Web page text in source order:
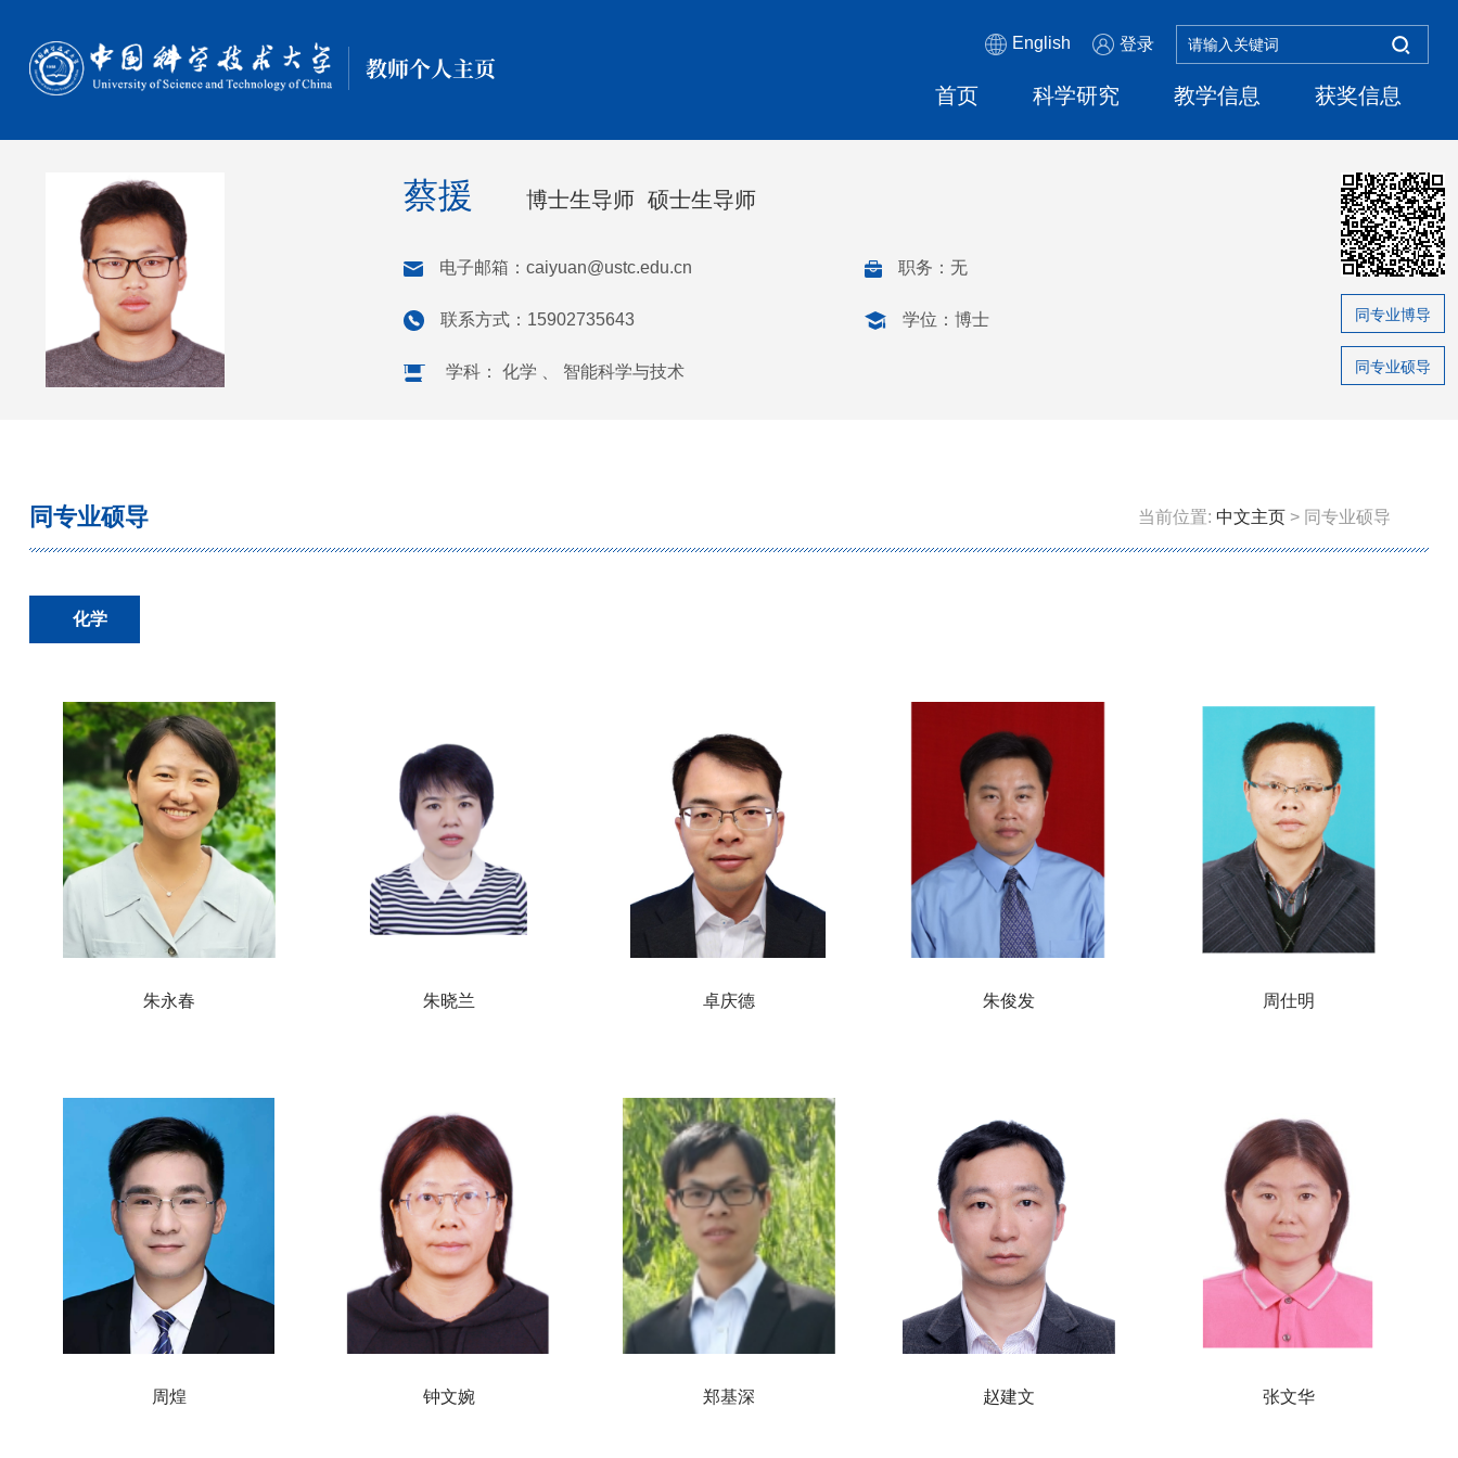
教师个人主页
English 登录
首页 科学研究 教学信息 获奖信息
蔡援 博士生导师 硕士生导师
电子邮箱： caiyuan@ustc.edu.cn 职务：无
联系方式：15902735643 学位：博士
学科： 化学 、 智能科学与技术
同专业博导
同专业硕导
同专业硕导 当前位置: 中文主页 > 同专业硕导
化学
朱永春 朱晓兰 卓庆德 朱俊发 周仕明
周煌 钟文婉 郑基深 赵建文 张文华